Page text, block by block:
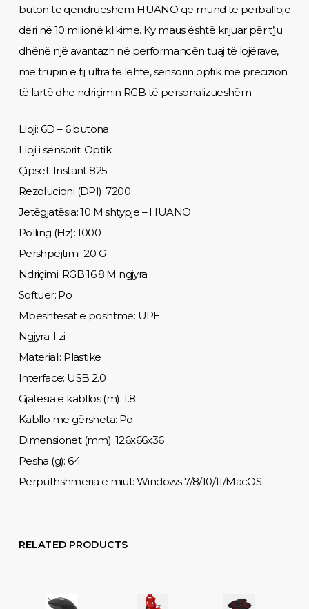
buton të qëndrueshëm HUANO që mund të përballojë
deri në 10 milionë klikime. Ky maus është krijuar për t’ju
dhënë një avantazh në performancën tuaj të lojërave,
me trupin e tij ultra të lehtë, sensorin optik me precizion
të lartë dhe ndriçimin RGB të personalizueshëm.
Lloji: 6D – 6 butona
Lloji i sensorit: Optik
Çipset: Instant 825
Rezolucioni (DPI): 7200
Jetëgjatësia: 10 M shtypje – HUANO
Polling (Hz): 1000
Përshpejtimi: 20 G
Ndriçimi: RGB 16.8 M ngjyra
Softuer: Po
Mbështesat e poshtme: UPE
Ngjyra: I zi
Materiali: Plastike
Interface: USB 2.0
Gjatësia e kabllos (m): 1.8
Kabllo me gërsheta: Po
Dimensionet (mm): 126x66x36
Pesha (g): 64
Përputhshmëria e miut: Windows 7/8/10/11/MacOS
RELATED PRODUCTS